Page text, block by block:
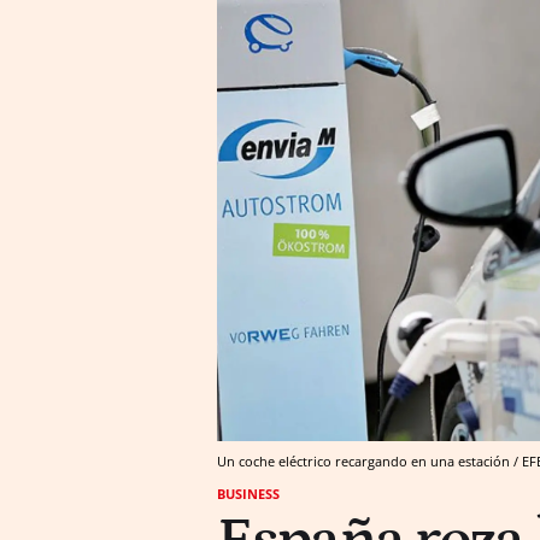
Un coche eléctrico recargando en una estación /
BUSINESS